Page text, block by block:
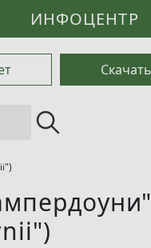
ИНФОЦЕНТР